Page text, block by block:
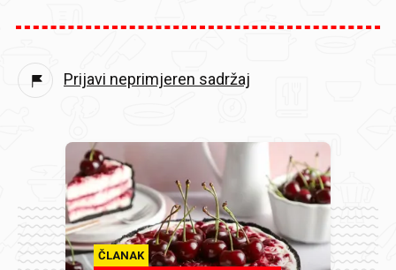
Prijavi neprimjeren sadržaj
ČLANAK